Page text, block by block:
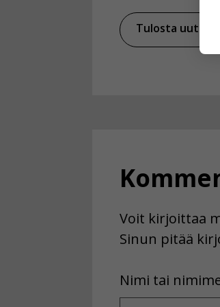
Tulosta uutinen
Voit kirjoittaa
Sinun pitää
Nimi tai